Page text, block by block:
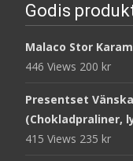
Godis
Malaco Stor
446 Views 200 kr
Presentset
(Chokladpraliner,
415 Views 235 kr